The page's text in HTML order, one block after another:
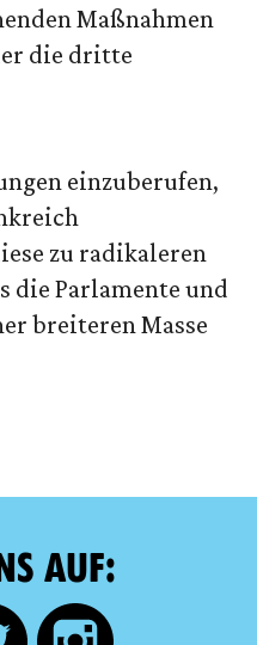
Maßnahmen
die dritte
einzuberufen,
zu radikaleren
die Parlamente und
breiteren Masse
AUF: